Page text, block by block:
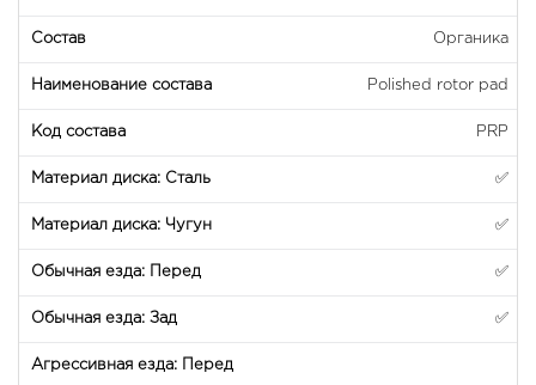
Органика
Polished rotor pad
PRP
✅
✅
✅
✅